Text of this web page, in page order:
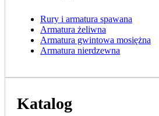
Rury i armatura spawana
Armatura żeliwna
Armatura gwintowa mosiężna
Armatura nierdzewna
Katalog